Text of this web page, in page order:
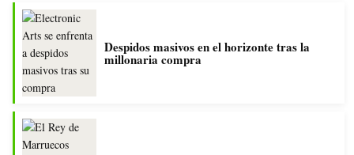
Despidos masivos en el horizonte tras la
millonaria compra